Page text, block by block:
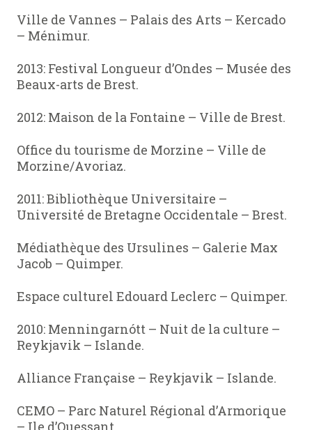
Ville de Vannes – Palais des Arts – Kercado
– Ménimur.
2013: Festival Longueur d’Ondes – Musée des
Beaux-arts de Brest.
2012: Maison de la Fontaine – Ville de Brest.
Office du tourisme de Morzine – Ville de
Morzine/Avoriaz.
2011: Bibliothèque Universitaire –
Université de Bretagne Occidentale – Brest.
Médiathèque des Ursulines – Galerie Max
Jacob – Quimper.
Espace culturel Edouard Leclerc – Quimper.
2010: Menningarnótt – Nuit de la culture –
Reykjavik – Islande.
Alliance Française – Reykjavik – Islande.
CEMO – Parc Naturel Régional d’Armorique
– Ile d’Ouessant.